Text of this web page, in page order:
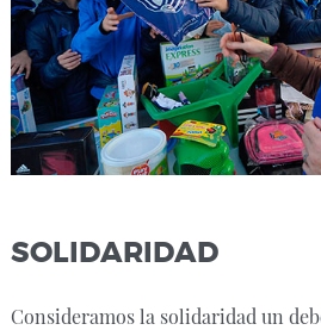
SOLIDARIDAD
Consideramos la solidaridad un